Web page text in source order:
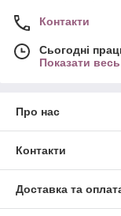
Контакти
Сьогодні
Показати
Про нас
Контакти
Доставка та